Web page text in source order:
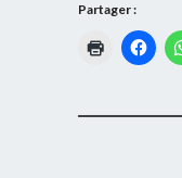
Partager :